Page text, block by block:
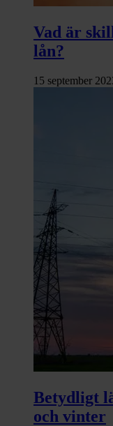
Vad är
lån?
15 september
Betydligt
och vinter